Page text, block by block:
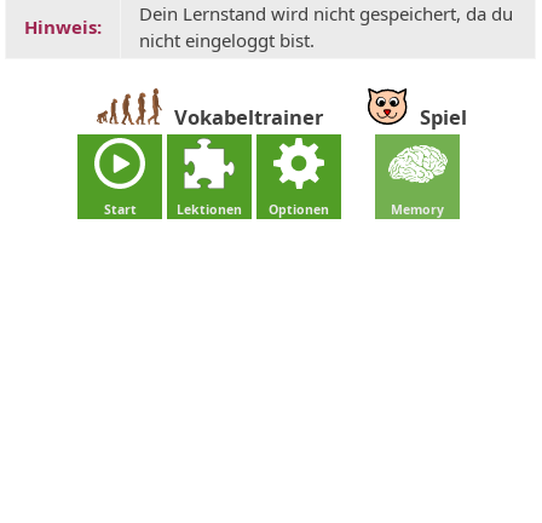
Hinweis:
Dein Lernstand wird nicht gespeichert, da du
nicht eingeloggt bist.
Vokabeltrainer
Start Lektionen Optionen
Spiel
Memory